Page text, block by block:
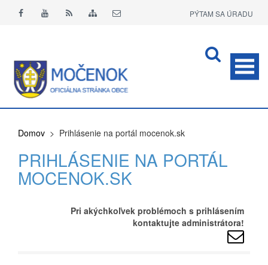
PÝTAM SA ÚRADU
Domov > Prihlásenie na portál mocenok.sk
PRIHLÁSENIE NA PORTÁL
MOCENOK.SK
Pri akýchkoľvek problémoch s prihlásením
kontaktujte administrátora!